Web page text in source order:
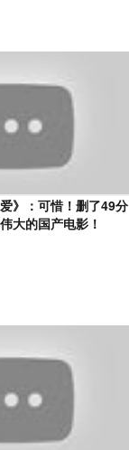
》：可惜！删了49分
大的国产电影！